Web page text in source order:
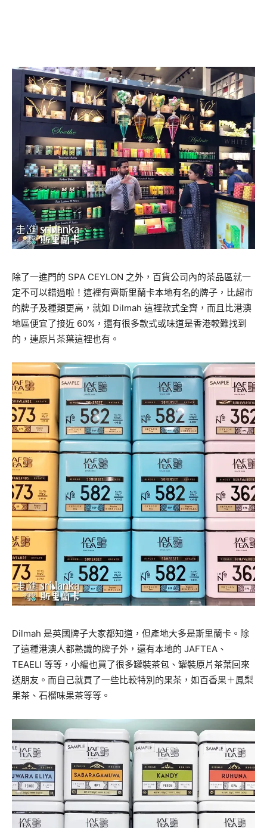
除了一進門的 SPA CEYLON 之外，百貨公司內的茶品區就一
定不可以錯過啦！這裡有齊斯里蘭卡本地有名的牌子，比超市
的牌子及種類更高，就如 Dilmah 這裡款式全齊，而且比港澳
地區便宜了接近 60% ，還有很多款式或味道是香港較難找到
的，連原片茶葉這裡也有。
Dilmah 是英國牌子大家都知道，但產地大多是斯里蘭卡。除
了這種港澳人都熟識的牌子外，還有本地的 JAFTEA 、
TEAELI 等等，小編也買了很多罐裝茶包、罐裝原片茶葉回來
送朋友。而自己就買了一些比較特別的果茶，如百香果＋鳳梨
果茶、石榴味果茶等等。